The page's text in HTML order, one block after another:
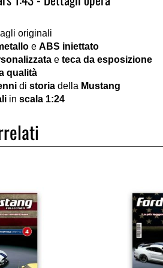
originali
e ABS iniettato
e teca da esposizione
qualità
di storia della Mustang
in scala 1:24